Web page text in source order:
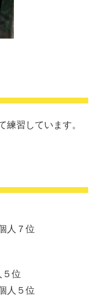
練習しています。
人７位
位
人５位